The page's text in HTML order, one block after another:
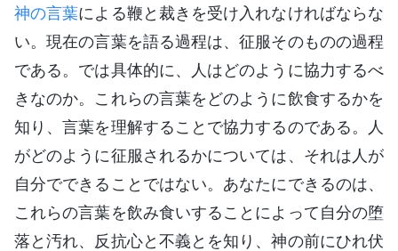
神の言葉による鞭と裁きを受け入れなければならな
い。現在の言葉を語る過程は、征服そのものの過程
である。では具体的に、人はどのように協力するべ
きなのか。これらの言葉をどのように飲食するかを
知り、言葉を理解することで協力するのである。人
がどのように征服されるかについては、それは人が
自分でできることではない。あなたにできるのは、
これらの言葉を飲み食いすることによって自分の堕
落と汚れ、反抗心と不義とを知り、神の前にひれ伏